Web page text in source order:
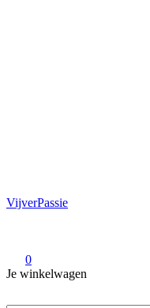
VijverPassie
0
Je winkelwagen